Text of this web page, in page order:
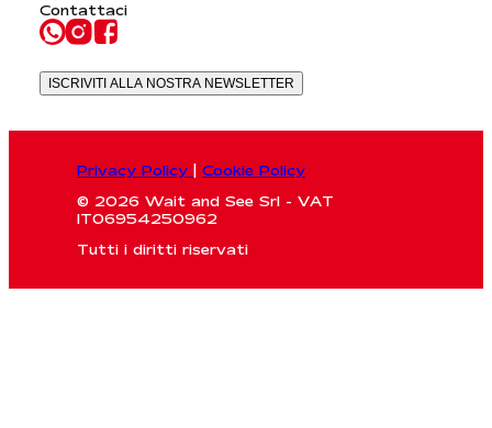
Contattaci
ISCRIVITI ALLA NOSTRA NEWSLETTER
Privacy Policy
Cookie Policy
© 2026 Wait and See Srl - VAT
IT06954250962
Tutti i diritti riservati